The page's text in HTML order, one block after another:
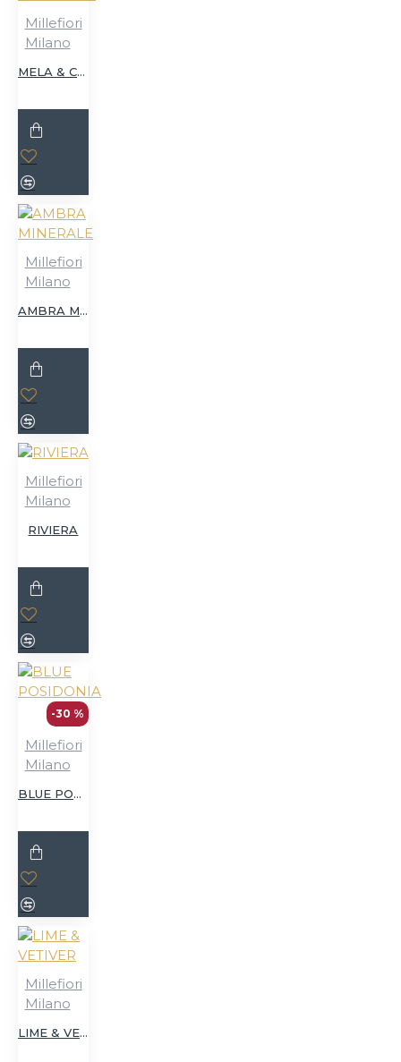
Millefiori
Milano
MELA & CANNELLA
Millefiori
Milano
AMBRA MINERALE
Millefiori
Milano
RIVIERA
-30 %
Millefiori
Milano
BLUE POSIDONIA
Millefiori
Milano
LIME & VETIVER